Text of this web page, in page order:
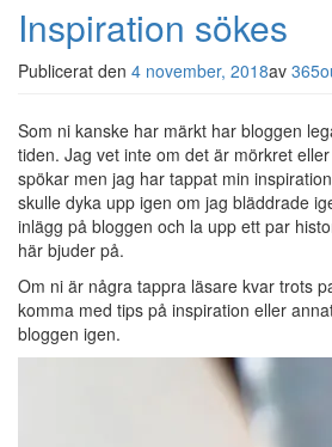
Inspiration sökes
Publicerat den 4 november, 2018av
Som ni kanske har märkt har bloggen
tiden. Jag vet inte om det är mörkret
spökar men jag har tappat min
skulle dyka upp igen om jag bläddrade
inlägg på bloggen och la upp ett par
här bjuder på.
Om ni är några tappra läsare kvar trots
komma med tips på inspiration eller
bloggen igen.